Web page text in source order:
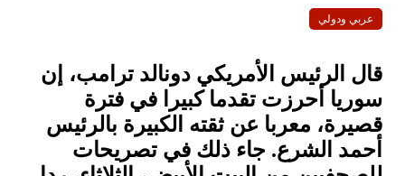
عربي ودولي
قال الرئيس الأمريكي دونالد ترامب، إن
سوريا أحرزت تقدما كبيرا في فترة
قصيرة، معربا عن ثقته الكبيرة بالرئيس
أحمد الشرع. جاء ذلك في تصريحات